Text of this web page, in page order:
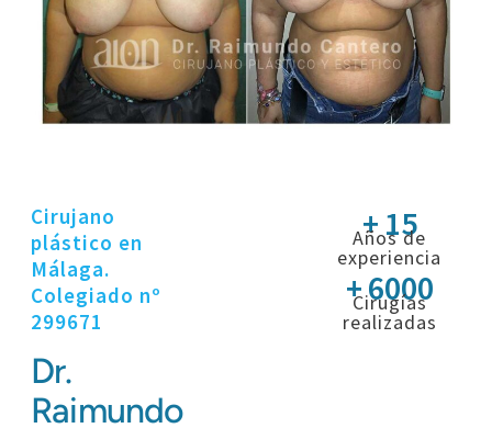
Cirujano
plástico en
Málaga.
Colegiado nº
299671
Dr.
Raimundo
+ 15
Años de
experiencia
+ 6000
Cirugías
realizadas